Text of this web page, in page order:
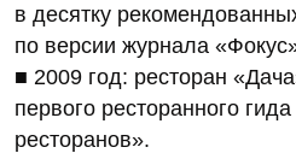
в десятку
по версии журнала
■ 2009 год: ресторан
первого ресторанного
ресторанов».